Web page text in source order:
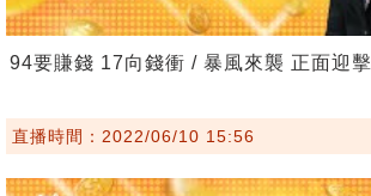
94要賺錢 17向錢衝 / 暴風來襲 正面迎擊
直播時間：2022/06/10 15:56